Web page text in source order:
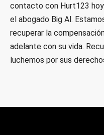
contacto con Hurt123
el abogado Big Al.
recuperar la
adelante con su vida.
luchemos por sus